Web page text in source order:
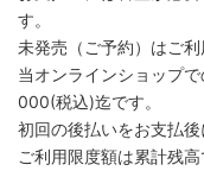
す。
未発売（ご予約）はご利
当オンラインショップ
000(税込)迄です。
初回の後払いをお支払
ご利用限度額は累計残